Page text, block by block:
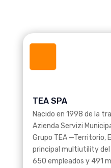
TEA SPA
Nacido en 1998 de la
Azienda Servizi
Grupo TEA —Territorio,
principal multiutility
650 empleados y 491